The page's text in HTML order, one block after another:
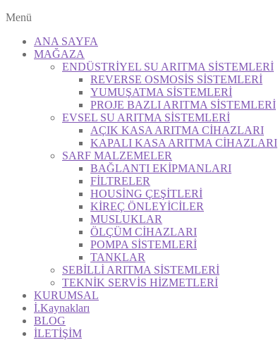
Menü
ANA SAYFA
MAĞAZA
ENDÜSTRİYEL SU ARITMA SİSTEMLERİ
REVERSE OSMOSİS SİSTEMLERİ
YUMUŞATMA SİSTEMLERİ
PROJE BAZLI ARITMA SİSTEMLERİ
EVSEL SU ARITMA SİSTEMLERİ
AÇIK KASA ARITMA CİHAZLARI
KAPALI KASA ARITMA CİHAZLARI
SARF MALZEMELER
BAĞLANTI EKİPMANLARI
FİLTRELER
HOUSİNG ÇEŞİTLERİ
KİREÇ ÖNLEYİCİLER
MUSLUKLAR
ÖLÇÜM CİHAZLARI
POMPA SİSTEMLERİ
TANKLAR
SEBİLLİ ARITMA SİSTEMLERİ
TEKNİK SERVİS HİZMETLERİ
KURUMSAL
İ.Kaynakları
BLOG
İLETİŞİM